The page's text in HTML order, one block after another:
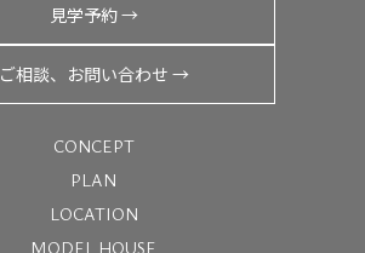
見学予約 →
ご相談、お問い合わせ →
CONCEPT
PLAN
LOCATION
MODEL HOUSE